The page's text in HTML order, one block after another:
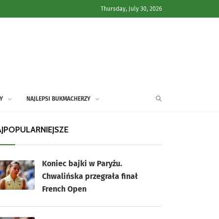
Thursday, July 30, 2026
NAJLEPSI BUKMACHERZY
Koniec bajki w Paryżu.
Chwalińska przegrała finał
French Open